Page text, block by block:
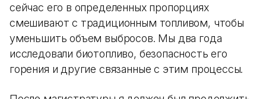
сейчас его в определенных пропорциях
смешивают с традиционным топливом, чтобы
уменьшить объем выбросов. Мы два года
исследовали биотопливо, безопасность его
горения и другие связанные с этим процессы.